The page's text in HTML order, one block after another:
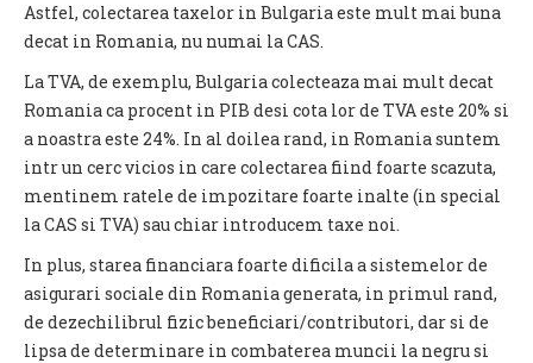
Astfel, colectarea taxelor in Bulgaria este mult mai buna
decat in Romania, nu numai la CAS.
La TVA, de exemplu, Bulgaria colecteaza mai mult decat
Romania ca procent in PIB desi cota lor de TVA este 20% si
a noastra este 24%. In al doilea rand, in Romania suntem
intr un cerc vicios in care colectarea fiind foarte scazuta,
mentinem ratele de impozitare foarte inalte (in special
la CAS si TVA) sau chiar introducem taxe noi.
In plus, starea financiara foarte dificila a sistemelor de
asigurari sociale din Romania generata, in primul rand,
de dezechilibrul fizic beneficiari/contributori, dar si de
lipsa de determinare in combaterea muncii la negru si